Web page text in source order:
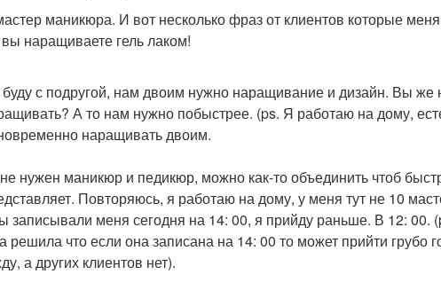
маникюра. И вот несколько фраз от клиентов которые
наращиваете гель лаком!
с подругой, нам двоим нужно наращивание и дизайн. Вы
А то нам нужно побыстрее. (ps. Я работаю на дому,
наращивать двоим.
нужен маникюр и педикюр, можно как-то объединить чтоб
Повторяюсь, я работаю на дому, у меня тут не 10
записывали меня сегодня на 14: 00, я прийду раньше. В 12: 00.
решила что если она записана на 14: 00 то может прийти грубо
а других клиентов нет).